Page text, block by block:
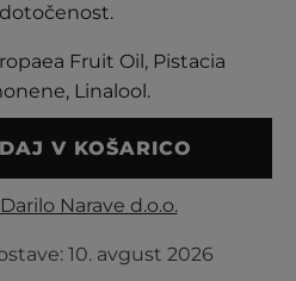
Fruit Oil, Pistacia
Linalool.
V KOŠARICO
Darilo Narave d.o.o.
10. avgust 2026